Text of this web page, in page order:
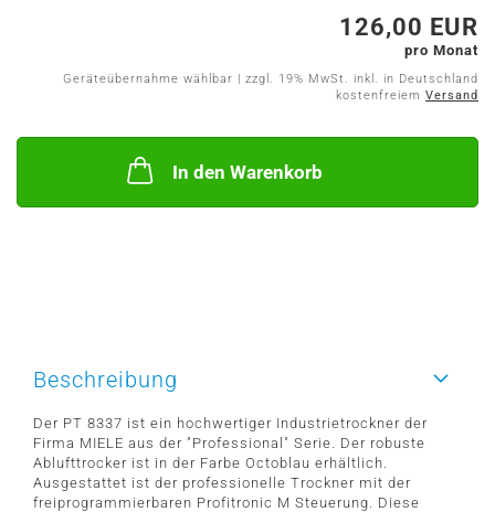
126,00 EUR
pro Monat
Geräteübernahme wählbar | zzgl. 19% MwSt. inkl. in Deutschland
kostenfreiem Versand
In den Warenkorb
Beschreibung
Der PT 8337 ist ein hochwertiger Industrietrockner der
Firma MIELE aus der "Professional" Serie. Der robuste
Ablufttrocker ist in der Farbe Octoblau erhältlich.
Ausgestattet ist der professionelle Trockner mit der
freiprogrammierbaren Profitronic M Steuerung. Diese